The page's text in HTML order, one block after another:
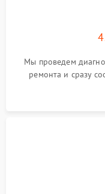
Мы проведем
ремонта и сразу